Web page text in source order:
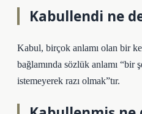
Kabullendi ne
Kabul, birçok anlamı olan bir
bağlamında sözlük anlamı “bir
istemeyerek razı olmak”tır.